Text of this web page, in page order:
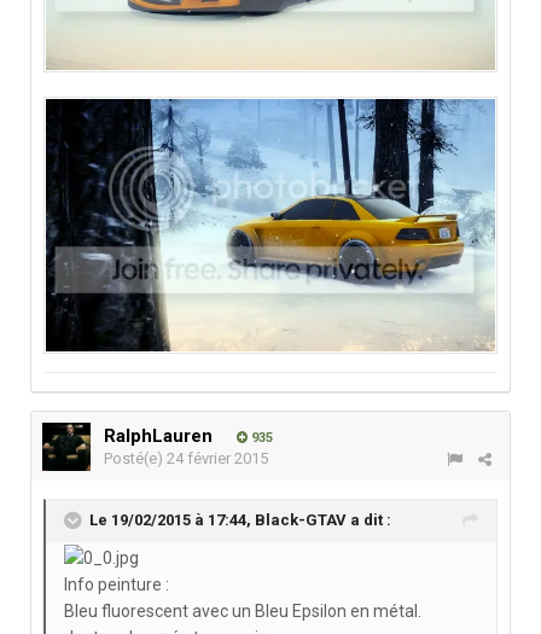
RalphLauren 935
Posté(e) 24 février 2015
Le 19/02/2015 à 17:44, Black-GTAV a dit :
Info peinture :
Bleu fluorescent avec un Bleu Epsilon en métal.